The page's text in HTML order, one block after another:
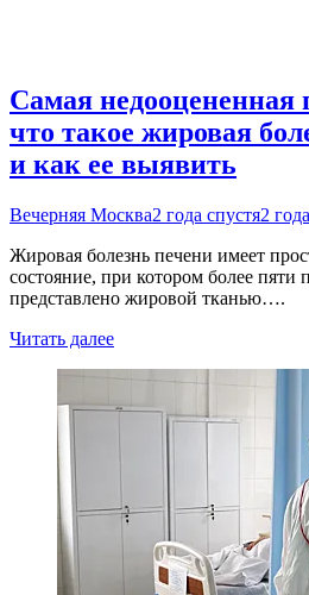
Самая недооцененная
что такое жировая
и как ее выявить
Вечерняя Москва2 года спустя2
Жировая болезнь печени имеет
состояние, при котором более пяти
представлено жировой тканью….
Читать далее